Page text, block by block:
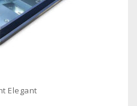
Elegant